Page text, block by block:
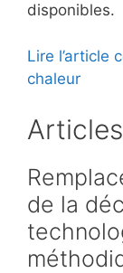
disponibles.
Lire l’article
chaleur
de la